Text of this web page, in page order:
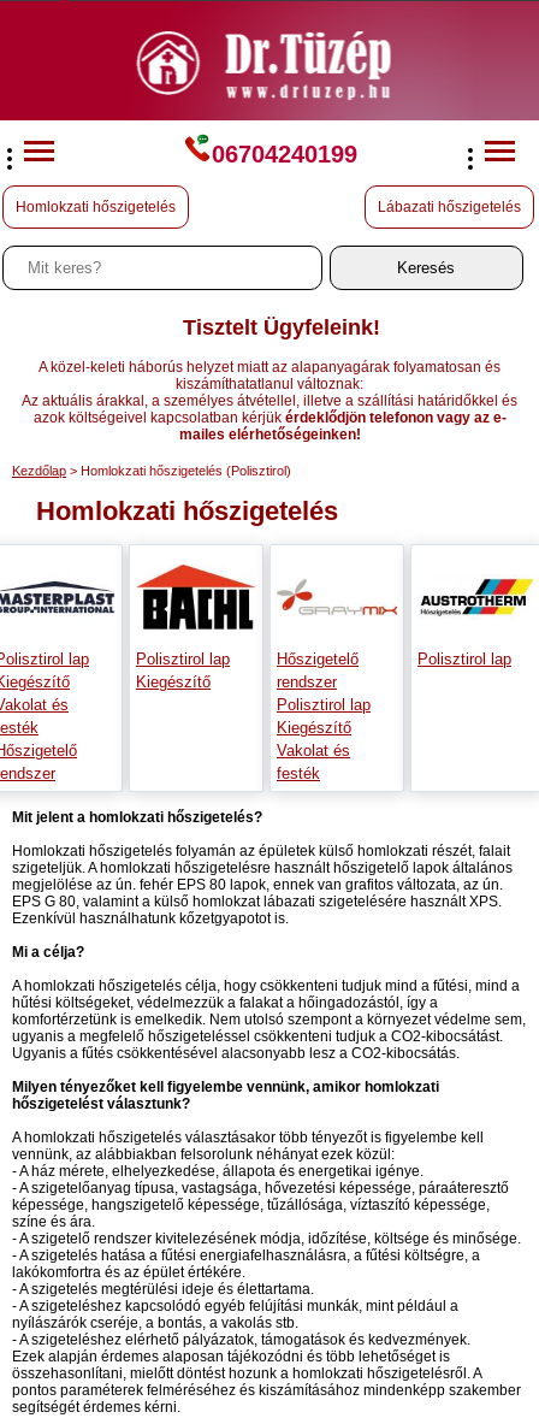
06704240199
Homlokzati hőszigetelés Lábazati hőszigetelés
Tisztelt Ügyfeleink!
A közel-keleti háborús helyzet miatt az alapanyagárak folyamatosan és
kiszámíthatatlanul változnak:
Az aktuális árakkal, a személyes átvétellel, illetve a szállítási határidőkkel és
azok költségeivel kapcsolatban kérjük érdeklődjön telefonon vagy az e-
mailes elérhetőségeinken!
Kezdőlap > Homlokzati hőszigetelés (Polisztirol)
Homlokzati hőszigetelés
lap
és
Polisztirol lap
Kiegészítő
Hőszigetelő
rendszer
Polisztirol lap
Kiegészítő
Vakolat és
festék
Polisztirol lap
Mit jelent a homlokzati hőszigetelés?
Homlokzati hőszigetelés folyamán az épületek külső homlokzati részét, falait
szigeteljük. A homlokzati hőszigetelésre használt hőszigetelő lapok általános
megjelölése az ún. fehér EPS 80 lapok, ennek van grafitos változata, az ún.
EPS G 80, valamint a külső homlokzat lábazati szigetelésére használt XPS.
Ezenkívül használhatunk kőzetgyapotot is.
Mi a célja?
A homlokzati hőszigetelés célja, hogy csökkenteni tudjuk mind a fűtési, mind a
hűtési költségeket, védelmezzük a falakat a hőingadozástól, így a
komfortérzetünk is emelkedik. Nem utolsó szempont a környezet védelme sem,
ugyanis a megfelelő hőszigeteléssel csökkenteni tudjuk a CO2-kibocsátást.
Ugyanis a fűtés csökkentésével alacsonyabb lesz a CO2-kibocsátás.
Milyen tényezőket kell figyelembe vennünk, amikor homlokzati
hőszigetelést választunk?
A homlokzati hőszigetelés választásakor több tényezőt is figyelembe kell
vennünk, az alábbiakban felsorolunk néhányat ezek közül:
- A ház mérete, elhelyezkedése, állapota és energetikai igénye.
- A szigetelőanyag típusa, vastagsága, hővezetési képessége, páraáteresztő
képessége, hangszigetelő képessége, tűzállósága, víztaszító képessége,
színe és ára.
- A szigetelő rendszer kivitelezésének módja, időzítése, költsége és minősége.
- A szigetelés hatása a fűtési energiafelhasználásra, a fűtési költségre, a
lakókomfortra és az épület értékére.
- A szigetelés megtérülési ideje és élettartama.
- A szigeteléshez kapcsolódó egyéb felújítási munkák, mint például a
nyílászárók cseréje, a bontás, a vakolás stb.
- A szigeteléshez elérhető pályázatok, támogatások és kedvezmények.
Ezek alapján érdemes alaposan tájékozódni és több lehetőséget is
összehasonlítani, mielőtt döntést hozunk a homlokzati hőszigetelésről. A
pontos paraméterek felméréséhez és kiszámításához mindenképp szakember
segítségét érdemes kérni.